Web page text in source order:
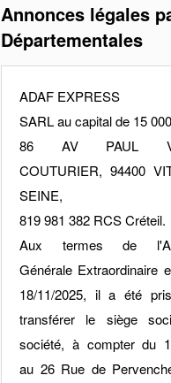
Annonces légales
Départementales
ADAF EXPRESS
SARL au capital de 15
86 AV PAUL
COUTURIER, 94400
SEINE,
819 981 382 RCS Créteil.
Aux termes de
Générale Extraordinaire
18/11/2025, il a été
transférer le siège
société, à compter du
au 26 Rue de